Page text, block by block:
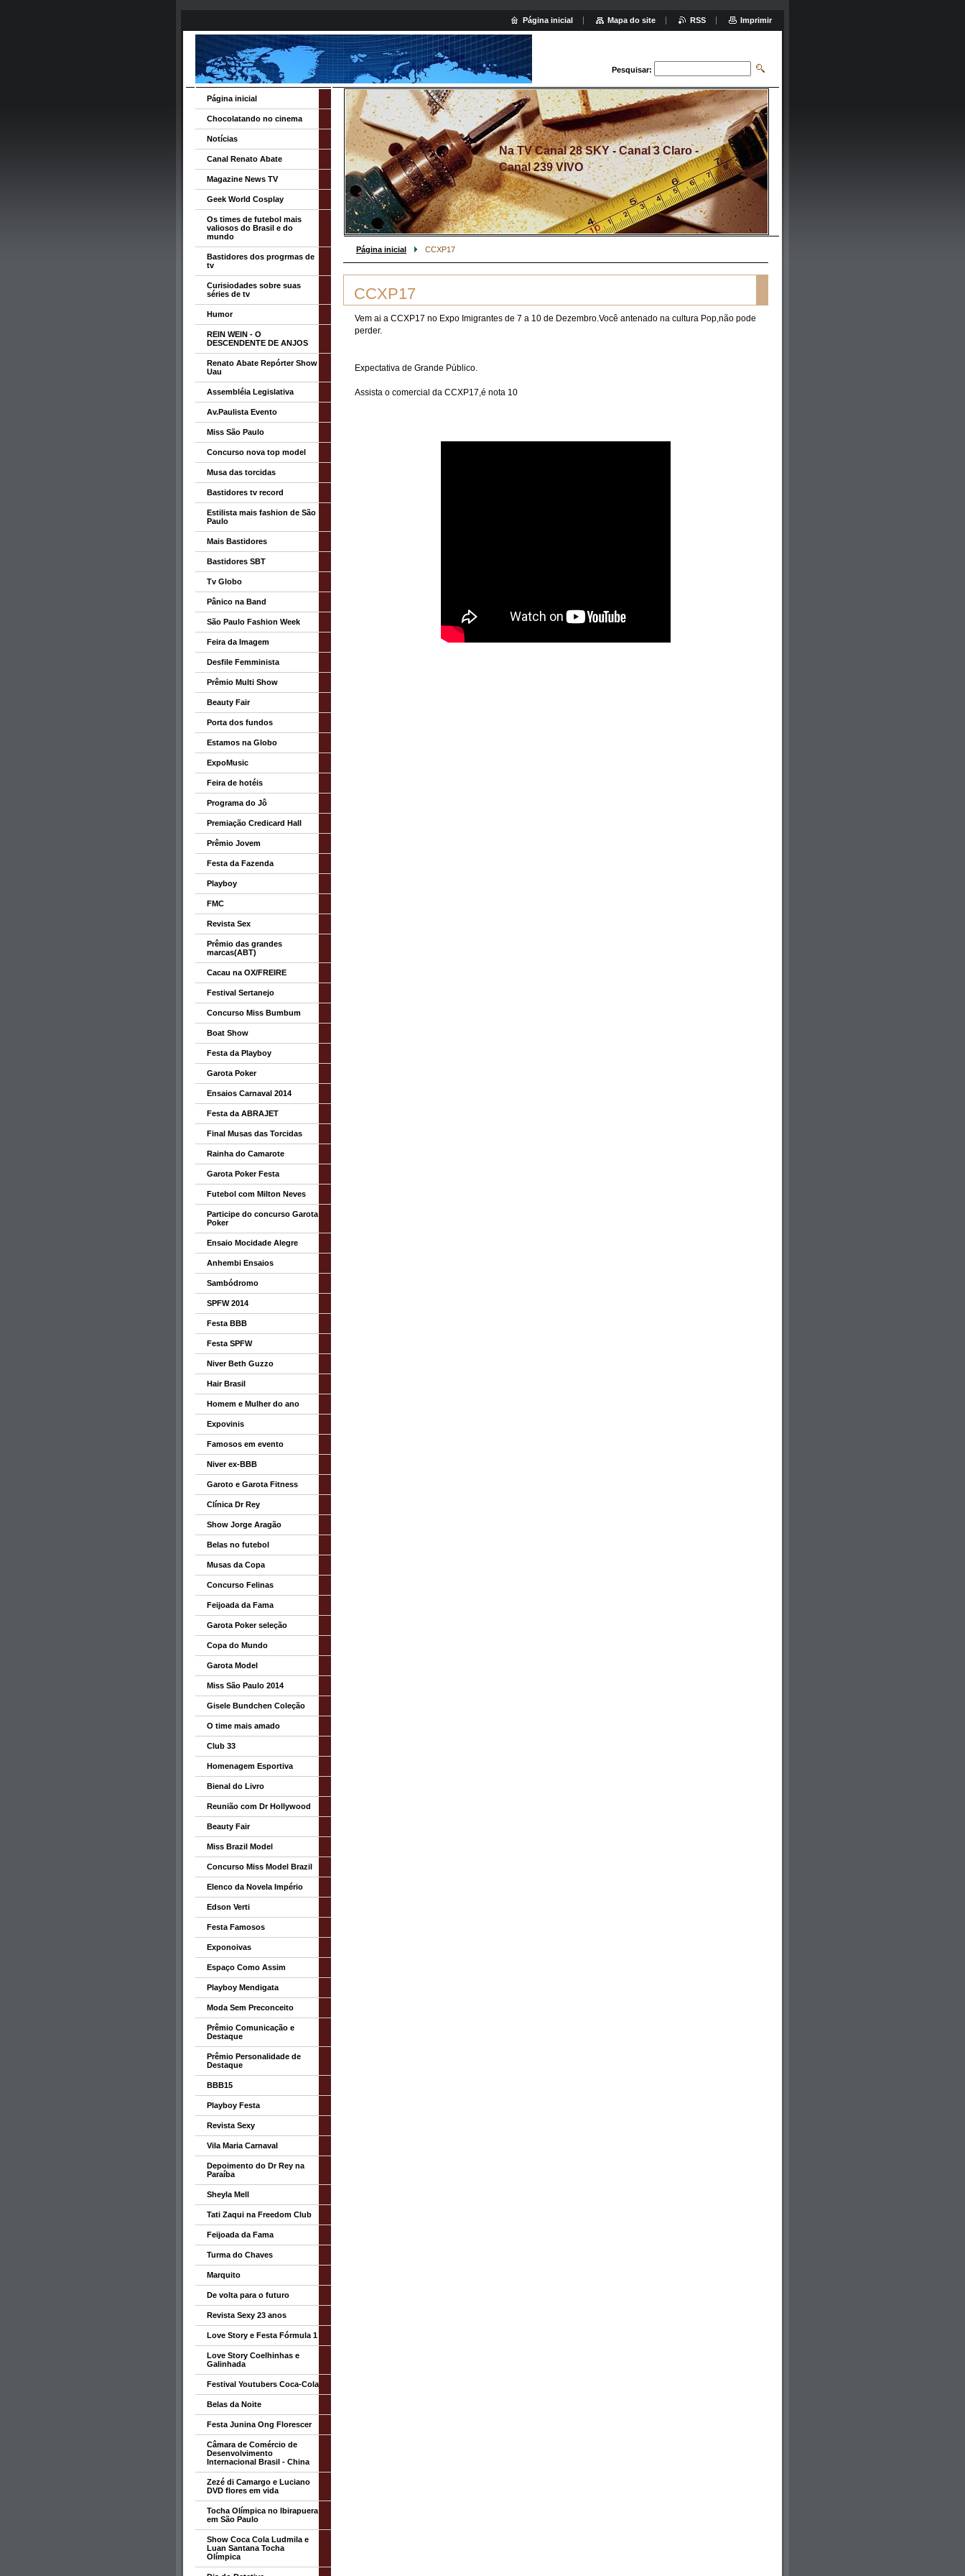
Pesquisar:
Na TV Canal 28 SKY - Canal 3 Claro -
Canal 239 VIVO
Página inicial CCXP17
CCXP17
Vem ai a CCXP17 no Expo Imigrantes de 7 a 10 de Dezembro.Você antenado na cultura Pop,não pode
perder.
Expectativa de Grande Público.
Assista o comercial da CCXP17,é nota 10
Página inicial
Chocolatando no cinema
Notícias
Canal Renato Abate
Magazine News TV
Geek World Cosplay
Os times de futebol mais
valiosos do Brasil e do
mundo
Bastidores dos progrmas de
tv
Curisiodades sobre suas
séries de tv
Humor
REIN WEIN - O
DESCENDENTE DE ANJOS
Renato Abate Repórter Show
Uau
Assembléia Legislativa
Av.Paulista Evento
Miss São Paulo
Concurso nova top model
Musa das torcidas
Bastidores tv record
Estilista mais fashion de São
Paulo
Mais Bastidores
Bastidores SBT
Tv Globo
Pânico na Band
São Paulo Fashion Week
Feira da Imagem
Desfile Femminista
Prêmio Multi Show
Beauty Fair
Porta dos fundos
Estamos na Globo
ExpoMusic
Feira de hotéis
Programa do Jô
Premiação Credicard Hall
Prêmio Jovem
Festa da Fazenda
Playboy
FMC
Revista Sex
Prêmio das grandes
marcas(ABT)
Cacau na OX/FREIRE
Festival Sertanejo
Concurso Miss Bumbum
Boat Show
Festa da Playboy
Garota Poker
Ensaios Carnaval 2014
Festa da ABRAJET
Final Musas das Torcidas
Rainha do Camarote
Garota Poker Festa
Futebol com Milton Neves
Participe do concurso Garota
Poker
Ensaio Mocidade Alegre
Anhembi Ensaios
Sambódromo
SPFW 2014
Festa BBB
Festa SPFW
Niver Beth Guzzo
Hair Brasil
Homem e Mulher do ano
Expovinis
Famosos em evento
Niver ex-BBB
Garoto e Garota Fitness
Clínica Dr Rey
Show Jorge Aragão
Belas no futebol
Musas da Copa
Concurso Felinas
Feijoada da Fama
Garota Poker seleção
Copa do Mundo
Garota Model
Miss São Paulo 2014
Gisele Bundchen Coleção
O time mais amado
Club 33
Homenagem Esportiva
Bienal do Livro
Reunião com Dr Hollywood
Beauty Fair
Miss Brazil Model
Concurso Miss Model Brazil
Elenco da Novela Império
Edson Verti
Festa Famosos
Exponoivas
Espaço Como Assim
Playboy Mendigata
Moda Sem Preconceito
Prêmio Comunicação e
Destaque
Prêmio Personalidade de
Destaque
BBB15
Playboy Festa
Revista Sexy
Vila Maria Carnaval
Depoimento do Dr Rey na
Paraíba
Sheyla Mell
Tati Zaqui na Freedom Club
Feijoada da Fama
Turma do Chaves
Marquito
De volta para o futuro
Revista Sexy 23 anos
Love Story e Festa Fórmula 1
Love Story Coelhinhas e
Galinhada
Festival Youtubers Coca-Cola
Belas da Noite
Festa Junina Ong Florescer
Câmara de Comércio de
Desenvolvimento
Internacional Brasil - China
Zezé di Camargo e Luciano
DVD flores em vida
Tocha Olímpica no Ibirapuera
em São Paulo
Show Coca Cola Ludmila e
Luan Santana Tocha
Olímpica
Página inicial Mapa do site RSS Imprimir